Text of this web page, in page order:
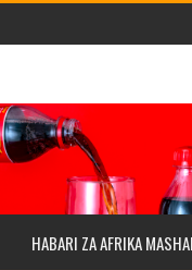
HABARI ZA AFRIKA